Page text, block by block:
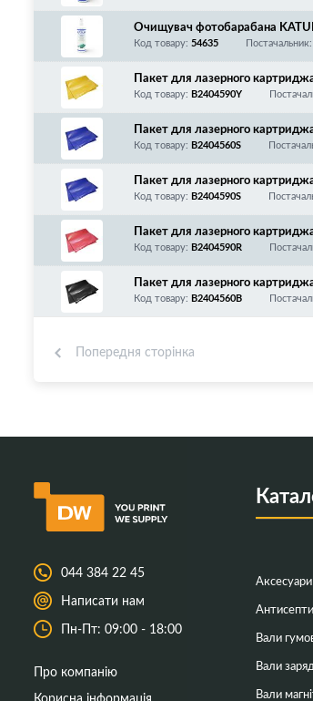
Очищувач фотобарабана
алів, 250 мл
Код товару: 54635
Пакет для лазерного
Код товару: B2404590Y
Пакет для лазерного
Код товару: B2404560S
Пакет для лазерного
Код товару: B2404590S
Пакет для лазерного
Код товару: B2404590R
Пакет для лазерного
Код товару: B2404560B
Попередня сторінка
044 384 22 45
Написати нам
Пн-Пт: 09:00 - 18:00
Про компанію
Аксесуари
Вали
Вали
Вали